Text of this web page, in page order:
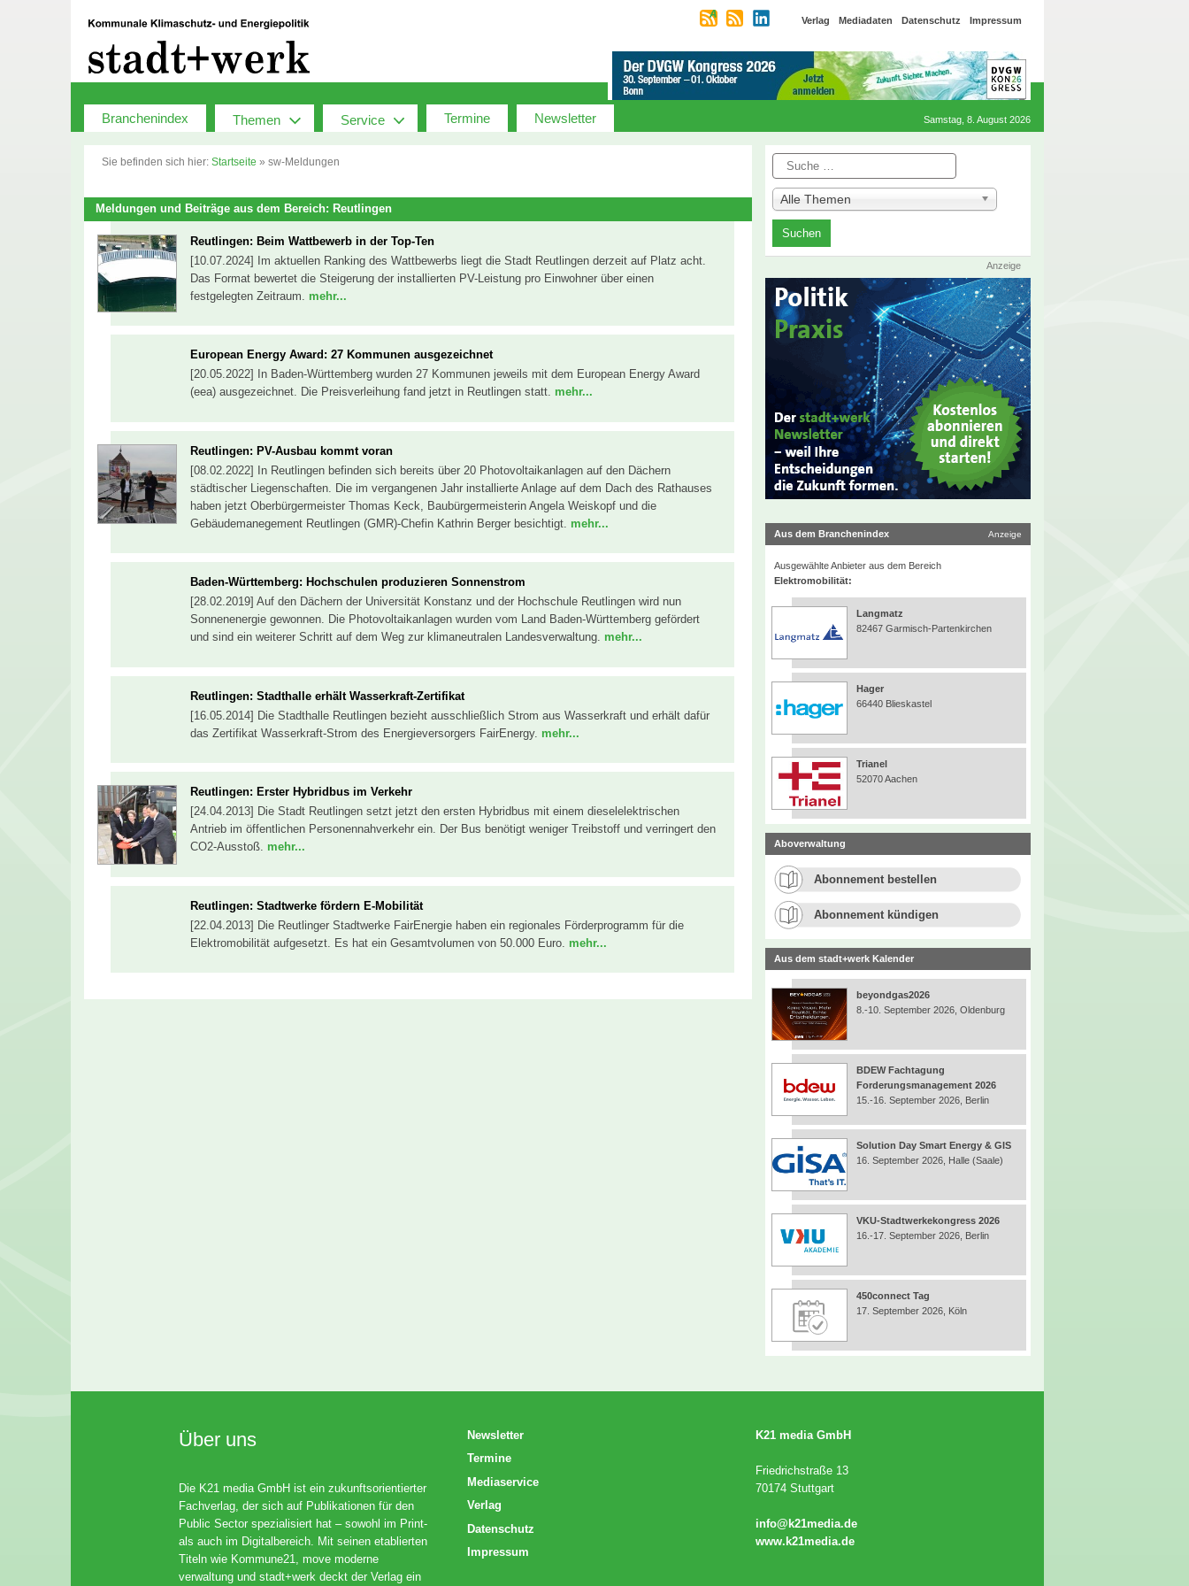
Verlag Mediadaten Datenschutz Impressum
Branchenindex Themen Service Termine Newsletter Samstag, 8. August 2026
Sie befinden sich hier: Startseite » sw-Meldungen
Meldungen und Beiträge aus dem Bereich: Reutlingen
Reutlingen: Beim Wattbewerb in der Top-Ten
[10.07.2024] Im aktuellen Ranking des Wattbewerbs liegt die Stadt Reutlingen derzeit auf Platz acht.
Das Format bewertet die Steigerung der installierten PV-Leistung pro Einwohner über einen
festgelegten Zeitraum. mehr...
European Energy Award: 27 Kommunen ausgezeichnet
[20.05.2022] In Baden-Württemberg wurden 27 Kommunen jeweils mit dem European Energy Award
(eea) ausgezeichnet. Die Preisverleihung fand jetzt in Reutlingen statt. mehr...
Reutlingen: PV-Ausbau kommt voran
[08.02.2022] In Reutlingen befinden sich bereits über 20 Photovoltaikanlagen auf den Dächern
städtischer Liegenschaften. Die im vergangenen Jahr installierte Anlage auf dem Dach des Rathauses
haben jetzt Oberbürgermeister Thomas Keck, Baubürgermeisterin Angela Weiskopf und die
Gebäudemanegement Reutlingen (GMR)-Chefin Kathrin Berger besichtigt. mehr...
Baden-Württemberg: Hochschulen produzieren Sonnenstrom
[28.02.2019] Auf den Dächern der Universität Konstanz und der Hochschule Reutlingen wird nun
Sonnenenergie gewonnen. Die Photovoltaikanlagen wurden vom Land Baden-Württemberg gefördert
und sind ein weiterer Schritt auf dem Weg zur klimaneutralen Landesverwaltung. mehr...
Reutlingen: Stadthalle erhält Wasserkraft-Zertifikat
[16.05.2014] Die Stadthalle Reutlingen bezieht ausschließlich Strom aus Wasserkraft und erhält dafür
das Zertifikat Wasserkraft-Strom des Energieversorgers FairEnergy. mehr...
Reutlingen: Erster Hybridbus im Verkehr
[24.04.2013] Die Stadt Reutlingen setzt jetzt den ersten Hybridbus mit einem dieselelektrischen
Antrieb im öffentlichen Personennahverkehr ein. Der Bus benötigt weniger Treibstoff und verringert den
CO2-Ausstoß. mehr...
Reutlingen: Stadtwerke fördern E-Mobilität
[22.04.2013] Die Reutlinger Stadtwerke FairEnergie haben ein regionales Förderprogramm für die
Elektromobilität aufgesetzt. Es hat ein Gesamtvolumen von 50.000 Euro. mehr...
Suche
Alle Themen
Anzeige
Aus dem Branchenindex Anzeige
Ausgewählte Anbieter aus dem Bereich
Elektromobilität:
Langmatz
82467 Garmisch-Partenkirchen
Hager
66440 Blieskastel
Trianel
52070 Aachen
Aboverwaltung
Abonnement bestellen
Abonnement kündigen
Aus dem stadt+werk Kalender
beyondgas2026
8.-10. September 2026, Oldenburg
BDEW Fachtagung
Forderungsmanagement 2026
15.-16. September 2026, Berlin
Solution Day Smart Energy & GIS
16. September 2026, Halle (Saale)
VKU-Stadtwerkekongress 2026
16.-17. September 2026, Berlin
450connect Tag
17. September 2026, Köln
Über uns
Die K21 media GmbH ist ein zukunftsorientierter
Fachverlag, der sich auf Publikationen für den
Public Sector spezialisiert hat – sowohl im Print-
als auch im Digitalbereich. Mit seinen etablierten
Titeln wie Kommune21, move moderne
verwaltung und stadt+werk deckt der Verlag ein
Newsletter
Termine
Mediaservice
Verlag
Datenschutz
Impressum
K21 media GmbH
Friedrichstraße 13
70174 Stuttgart
info@k21media.de
www.k21media.de